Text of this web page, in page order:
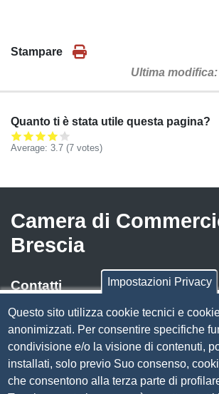
Stampare
Ultima modifica
Quanto ti è stata utile questa pagina?
Average: 3.7 (7 votes)
Camera di
Brescia
Contatti
Via Luigi Einaudi, 23, 25121 Brescia BS
Tel. 030 37251
PEC
P.IVA 00859790172
C.F. 80013870177
Impostazioni Privacy
Questo sito utilizza cookie tecnici e
anonimizzati. Per consentire specifiche
condivisione e/o la visione di contenuti,
installati, solo previo Suo consenso,
che consentono alla terza parte di